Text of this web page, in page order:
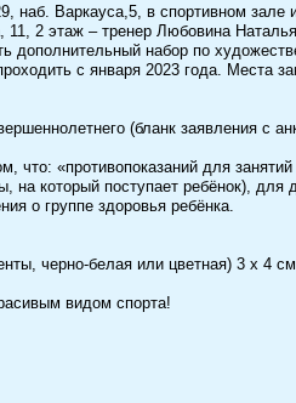
Варкауса,5, в спортивном зале
2 этаж – тренер Любовина
дополнительный набор по
с января 2023 года.
(бланк заявления с
что: «противопоказаний для
на который поступает ребёнок), для
о группе здоровья ребёнка.
черно-белая или цветная) 3 х 4
видом спорта!